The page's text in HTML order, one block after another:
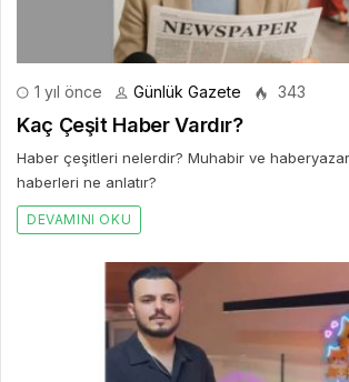
1 yıl önce Günlük Gazete 343
Kaç Çeşit Haber Vardır?
Haber çeşitleri nelerdir? Muhabir ve
haberleri ne anlatır?
DEVAMINI OKU